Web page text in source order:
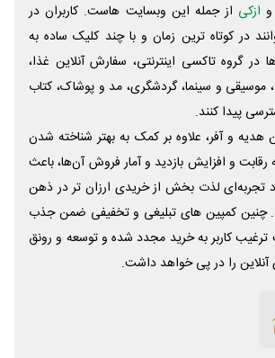
ازکی از جمله این وبسایت ‌هاست. کاربران در
در کوتاه ترین زمان و با چند کلیک ساده به
گروه تاکسی اینترنتی، سفارش آنلاین غذا،
موسیقی و سینما، گردشگری، مد و پوشاک، کتاب
پیدا کنند.
هدیه و آفر، علاوه بر کمک به بهتر شناخته شدن
و افزایش بازدید و آمار فروش آن‌ها، باعث
تجربه‌ای لذت بخش از خریدی ارزان تر در ذهن
چنین کمپین های تبلیغی و تخفیفی ضمن جذب
کاربر به خرید مجدد شده و توسعه و رونق
را در پی خواهد داشت.